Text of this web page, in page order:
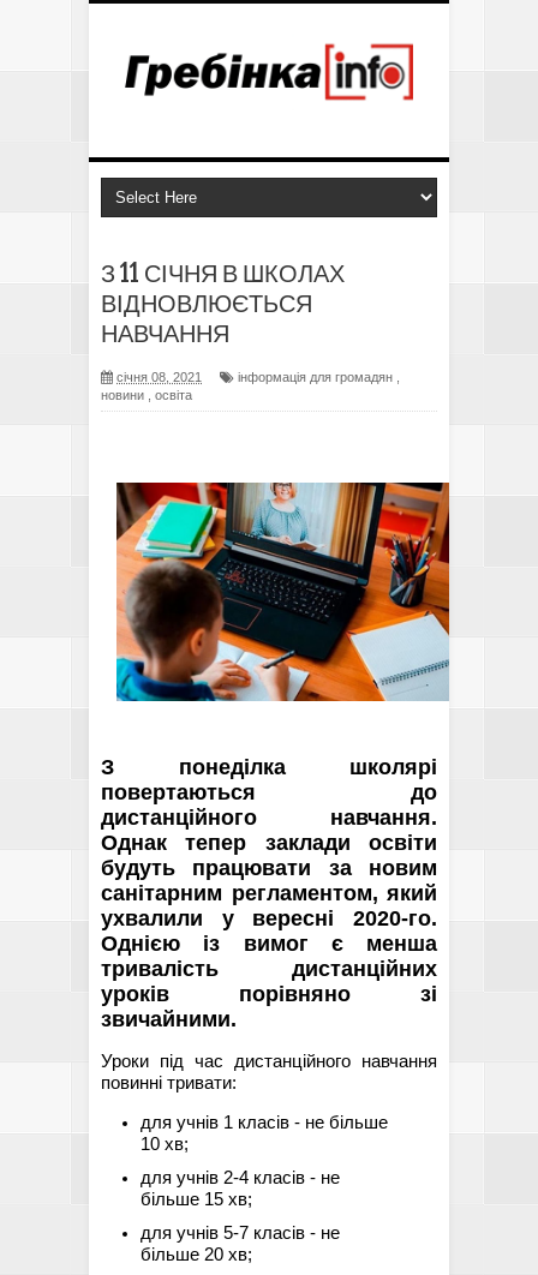
З 11 СІЧНЯ В ШКОЛАХ
ВІДНОВЛЮЄТЬСЯ
НАВЧАННЯ
січня 08, 2021 інформація для громадян
новини
освіта
З понеділка школярі
повертаються до
дистанційного навчання.
Однак тепер заклади освіти
будуть працювати за новим
санітарним регламентом, який
ухвалили у вересні 2020-го.
Однією із вимог є менша
тривалість дистанційних
уроків порівняно зі
звичайними.
Уроки під час дистанційного навчання
повинні тривати:
для учнів 1 класів - не більше
10 хв;
для учнів 2-4 класів - не
більше 15 хв;
для учнів 5-7 класів - не
більше 20 хв;